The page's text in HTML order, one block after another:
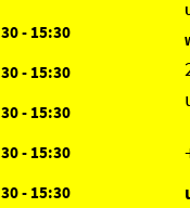
- 15:30
- 15:30
- 15:30
- 15:30
- 15:30